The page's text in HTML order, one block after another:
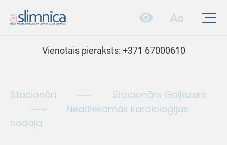
Vienotais pieraksts: +371 67000610
Stacionāri
Stacionārs Gaiļezers
Neatliekamās kardioloģijas
nodaļa